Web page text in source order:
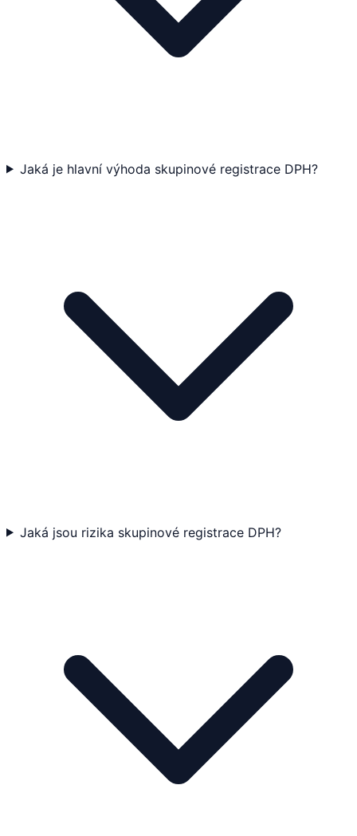
Jaká je hlavní výhoda skupinové registrace DPH?
Jaká jsou rizika skupinové registrace DPH?